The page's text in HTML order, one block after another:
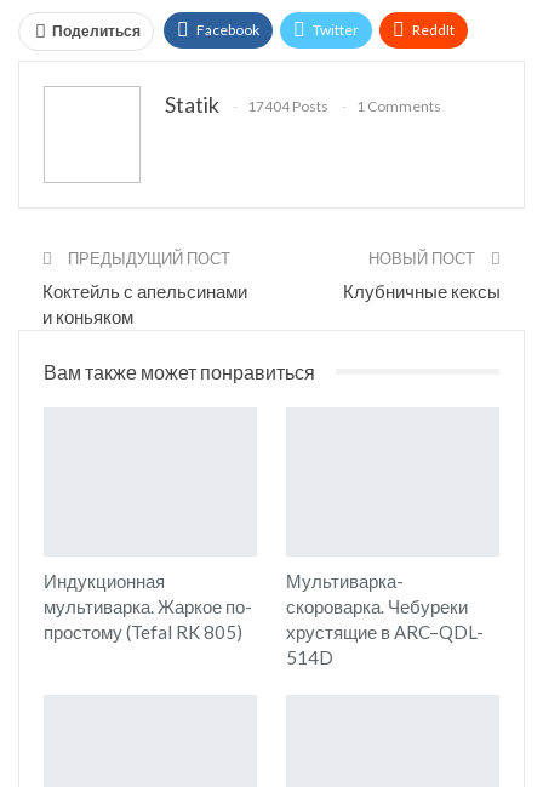
Поделиться Facebook Twitter ReddIt
Statik 17404 Posts 1 Comments
ПРЕДЫДУЩИЙ ПОСТ
Коктейль с апельсинами
и коньяком
НОВЫЙ ПОСТ
Клубничные кексы
Вам также может понравиться
Индукционная
мультиварка. Жаркое по-
простому (Tefal RK 805)
Мультиварка-
скороварка. Чебуреки
хрустящие в ARC–QDL-
514D